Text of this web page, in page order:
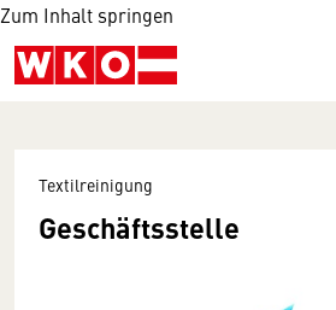
Zum Inhalt springen
Textilreinigung
Geschäftsstelle